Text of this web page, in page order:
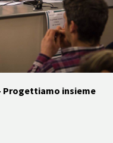
Progettiamo insieme